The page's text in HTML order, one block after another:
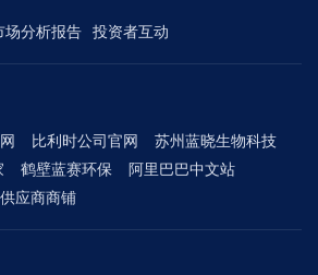
场分析报告 投资者互动
比利时公司官网
苏州蓝晓生物科技
鹤壁蓝赛环保
阿里巴巴中文站
应商商铺